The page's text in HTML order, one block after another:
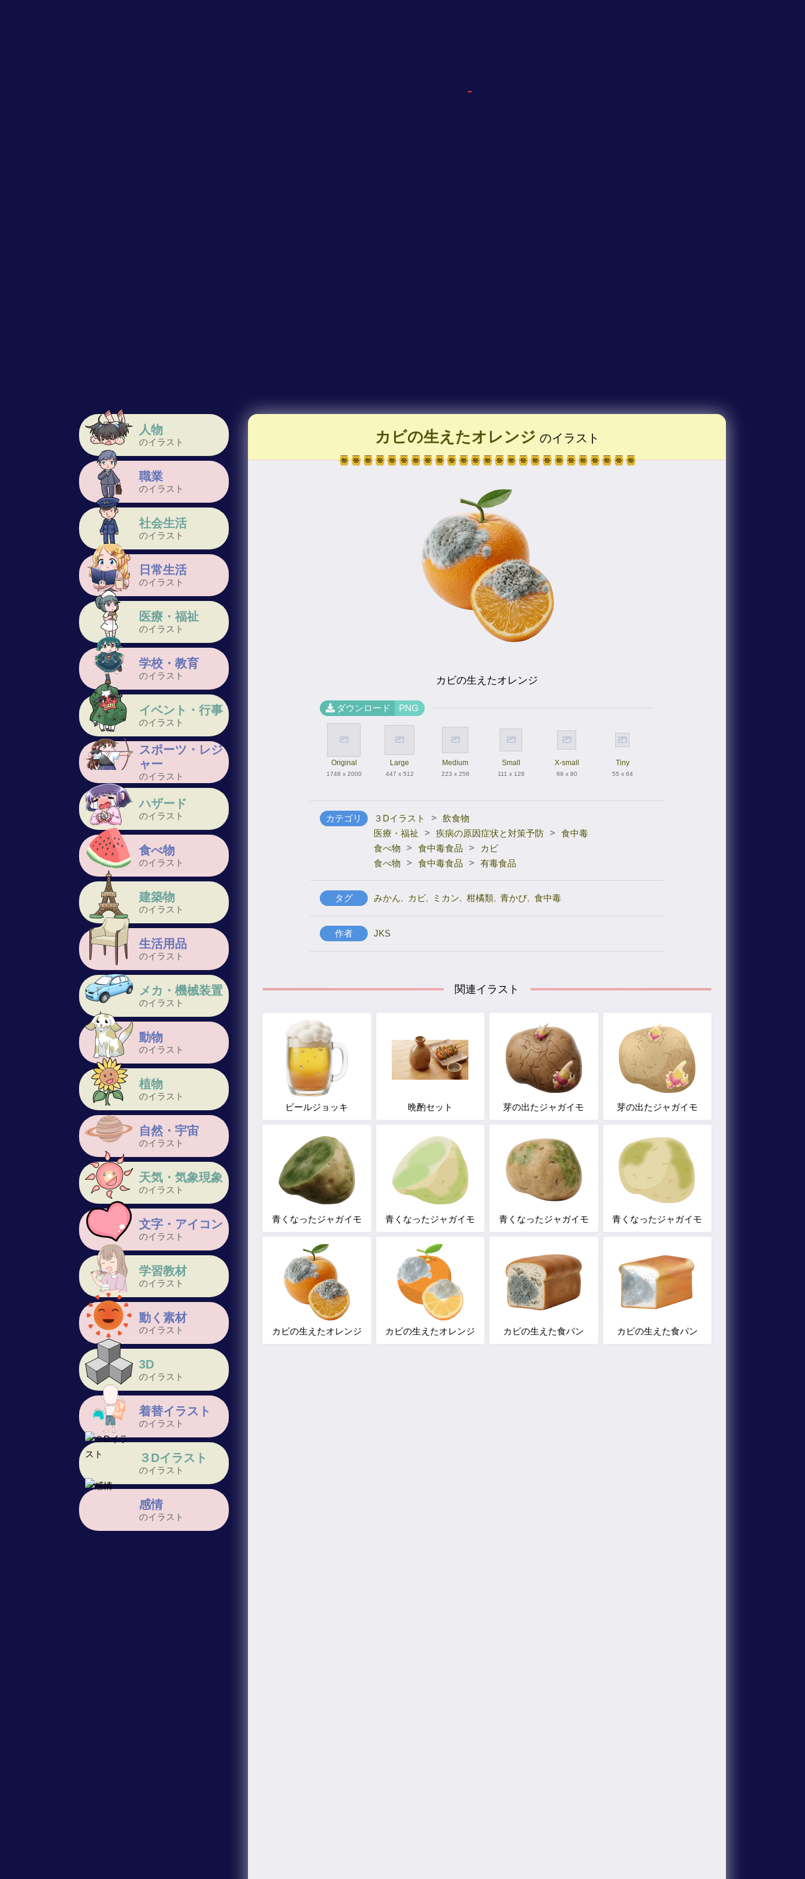
人物
のイラスト
職業
のイラスト
社会生活
のイラスト
日常生活
のイラスト
医療・福祉
のイラスト
学校・教育
のイラスト
イベント・行事
のイラスト
スポーツ・レジ
ャー
のイラスト
ハザード
のイラスト
食べ物
のイラスト
建築物
のイラスト
生活用品
のイラスト
メカ・機械装置
のイラスト
動物
のイラスト
植物
のイラスト
自然・宇宙
のイラスト
天気・気象現象
のイラスト
文字・アイコン
のイラスト
学習教材
のイラスト
動く素材
のイラスト
3D
のイラスト
着替イラスト
のイラスト
３Dイラスト
のイラスト
感情
のイラスト
カビの生えたオレンジ のイラスト
カビの生えたオレンジ
ダウンロード PNG
Original
1748 x 2000
Large
447 x 512
Medium
223 x 256
Small
111 x 128
X-small
69 x 80
Tiny
55 x 64
カテゴリ ３Dイラスト > 飲食物
医療・福祉
> 疾病の原因症状と対策予防 > 食中毒
食べ物
> 食中毒食品 >
カビ
食べ物
> 食中毒食品 > 有毒食品
タグ みかん, カビ, ミカン, 柑橘類, 青かび, 食中毒
作者 JKS
関連イラスト
ビールジョッキ 晩酌セット 芽の出たジャガイモ 芽の出たジャガイモ
青くなったジャガイモ 青くなったジャガイモ 青くなったジャガイモ 青くなったジャガイモ
カビの生えたオレンジ カビの生えたオレンジ カビの生えた食パン カビの生えた食パン